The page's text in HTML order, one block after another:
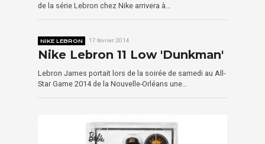
de la série Lebron chez Nike arrivera à…
NIKE LEBRON 17 février 2014
Nike Lebron 11 Low 'Dunkman'
Lebron James portait lors de la soirée de samedi au All-
Star Game 2014 de la Nouvelle-Orléans une…